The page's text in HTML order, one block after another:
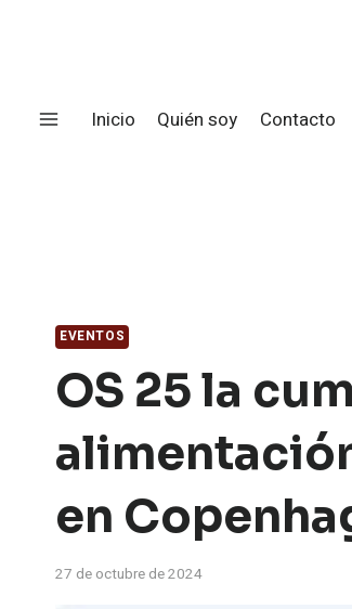
Inicio
Quién soy Contacto
EVENTOS
OS 25 la
en
27 de octubre de 2024